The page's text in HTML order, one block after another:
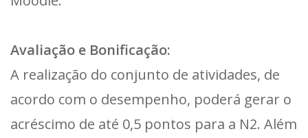
Avaliação e Bonificação:
A realização do conjunto de atividades, de
acordo com o desempenho, poderá gerar o
acréscimo de até 0,5 pontos para a N2. Além